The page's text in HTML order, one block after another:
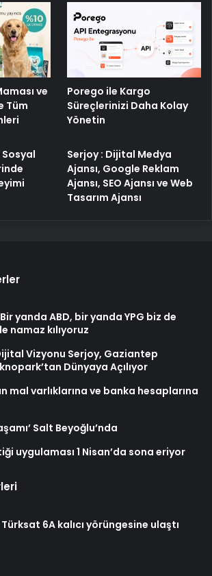
ve
Tüm
Porego ile Kargo
Süreçlerinizi Daha Kolay
Yönetin
Sosyal
Serjoy : Dijital Medya
Ajansı, Google Reklam
Ajansı, SEO Ajansı ve Web
Tasarım Ajansı
yanda ABD, bir yanda YPG biz de
namaz kılıyoruz
Vizyonu Serjoy, Gaziantep
Dünyaya Açılıyor
mal varlıklarına ve banka hesaplarına
Salt Beyoğlu’nda
uygulaması 1 Nisan’da sona eriyor
Türksat 6A kalıcı yörüngesine ulaştı